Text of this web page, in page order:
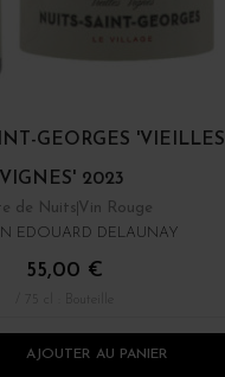
GEORGES 'VIEILLES
VIGNES' 2023
de Nuits Vin Rouge
EDOUARD DELAUNAY
55,00 €
AJOUTER AU PANIER